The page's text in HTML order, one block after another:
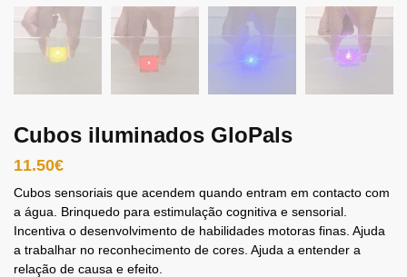
Cubos iluminados GloPals
11.50€
Cubos sensoriais que acendem quando entram em contacto com
a água. Brinquedo para estimulação cognitiva e sensorial.
Incentiva o desenvolvimento de habilidades motoras finas. Ajuda
a trabalhar no reconhecimento de cores. Ajuda a entender a
relação de causa e efeito.